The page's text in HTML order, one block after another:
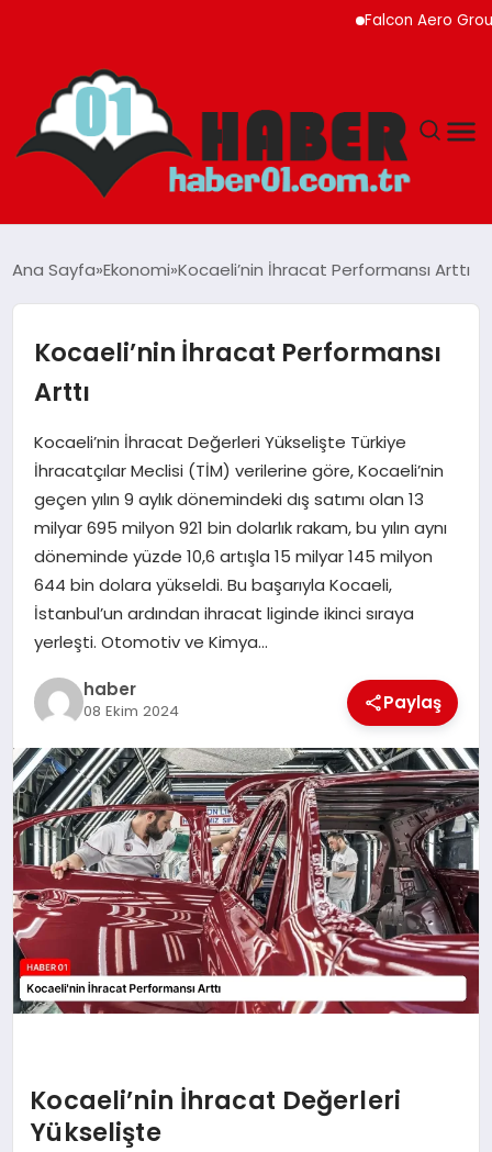
Falcon Aero Group,
ADANA
YAŞAM
MAGAZIN
EĞITIM
TEKNOLOJI
Ana Sayfa Ekonomi Kocaeli’nin İhracat Performansı Arttı
Kocaeli’nin İhracat Performansı
Arttı
Kocaeli’nin İhracat Değerleri Yükselişte Türkiye
İhracatçılar Meclisi (TİM) verilerine göre, Kocaeli’nin
geçen yılın 9 aylık dönemindeki dış satımı olan 13
milyar 695 milyon 921 bin dolarlık rakam, bu yılın aynı
döneminde yüzde 10,6 artışla 15 milyar 145 milyon
644 bin dolara yükseldi. Bu başarıyla Kocaeli,
İstanbul’un ardından ihracat liginde ikinci sıraya
yerleşti. Otomotiv ve Kimya…
haber
08 Ekim 2024 Paylaş
Kocaeli’nin İhracat Değerleri
Yükselişte